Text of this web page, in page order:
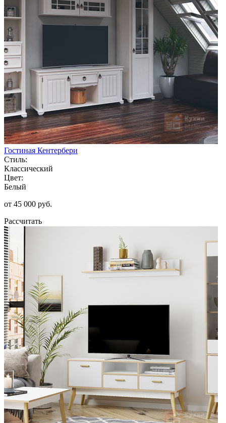
Гостиная Кентербери
Стиль:
Классический
Цвет:
Белый
от 45 000 руб.
Рассчитать